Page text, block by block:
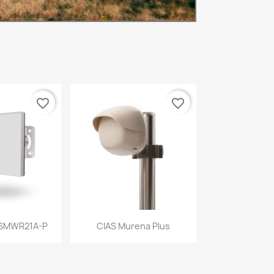
rápida P
favorite_border
Vista rápida
CIAS Murena Plus
favorite_border